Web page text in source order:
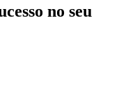
no seu